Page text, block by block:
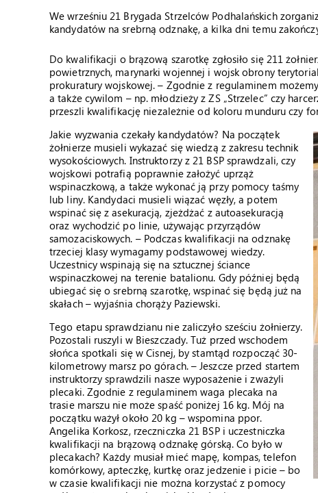
We wrześniu 21 Brygada Strzelców Podhalańskich
kandydatów na srebrną odznakę, a kilka dni temu
Do kwalifikacji o brązową szarotkę zgłosiło się 211
powietrznych, marynarki wojennej i wojsk obrony
prokuratury wojskowej. – Zgodnie z regulaminem
a także cywilom – np. młodzieży z ZS „Strzelec” czy
przeszli kwalifikację niezależnie od koloru munduru czy
Jakie wyzwania czekały kandydatów? Na początek
żołnierze musieli wykazać się wiedzą z zakresu technik
wysokościowych. Instruktorzy z 21 BSP sprawdzali, czy
wojskowi potrafią poprawnie założyć uprząż
wspinaczkową, a także wykonać ją przy pomocy taśmy
lub liny. Kandydaci musieli wiązać węzły, a potem
wspinać się z asekuracją, zjeżdżać z autoasekuracją
oraz wychodzić po linie, używając przyrządów
samozaciskowych. – Podczas kwalifikacji na odznakę
trzeciej klasy wymagamy podstawowej wiedzy.
Uczestnicy wspinają się na sztucznej ściance
wspinaczkowej na terenie batalionu. Gdy później będą
ubiegać się o srebrną szarotkę, wspinać się będą już na
skałach – wyjaśnia chorąży Paziewski.
Tego etapu sprawdzianu nie zaliczyło sześciu żołnierzy.
Pozostali ruszyli w Bieszczady. Tuż przed wschodem
słońca spotkali się w Cisnej, by stamtąd rozpocząć 30-
kilometrowy marsz po górach. – Jeszcze przed startem
instruktorzy sprawdzili nasze wyposażenie i zważyli
plecaki. Zgodnie z regulaminem waga plecaka na
trasie marszu nie może spaść poniżej 16 kg. Mój na
początku ważył około 20 kg – wspomina ppor.
Angelika Korkosz, rzeczniczka 21 BSP i uczestniczka
kwalifikacji na brązową odznakę górską. Co było w
plecakach? Każdy musiał mieć mapę, kompas, telefon
komórkowy, apteczkę, kurtkę oraz jedzenie i picie – bo
w czasie kwalifikacji nie można korzystać z pomocy